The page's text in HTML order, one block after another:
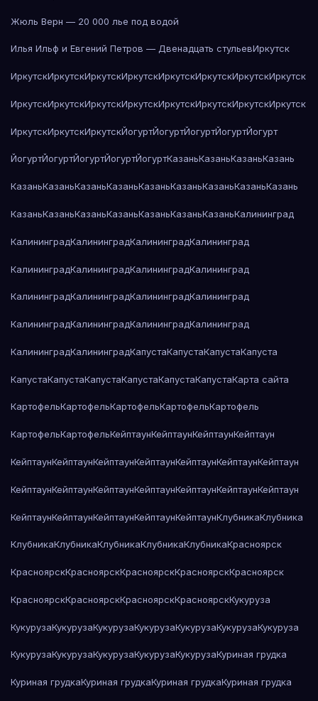
Жюль Верн — 20 000 лье под водой
Илья Ильф и Евгений Петров — Двенадцать стульевИркутск
ИркутскИркутскИркутскИркутскИркутскИркутскИркутскИркутск
ИркутскИркутскИркутскИркутскИркутскИркутскИркутскИркутск
ИркутскИркутскИркутскЙогуртЙогуртЙогуртЙогуртЙогурт
ЙогуртЙогуртЙогуртЙогуртЙогуртКазаньКазаньКазаньКазань
КазаньКазаньКазаньКазаньКазаньКазаньКазаньКазаньКазань
КазаньКазаньКазаньКазаньКазаньКазаньКазаньКалининград
КалининградКалининградКалининградКалининград
КалининградКалининградКалининградКалининград
КалининградКалининградКалининградКалининград
КалининградКалининградКалининградКалининград
КалининградКалининградКапустаКапустаКапустаКапуста
КапустаКапустаКапустаКапустаКапустаКапустаКарта сайта
КартофельКартофельКартофельКартофельКартофель
КартофельКартофельКейптаунКейптаунКейптаунКейптаун
КейптаунКейптаунКейптаунКейптаунКейптаунКейптаунКейптаун
КейптаунКейптаунКейптаунКейптаунКейптаунКейптаунКейптаун
КейптаунКейптаунКейптаунКейптаунКейптаунКлубникаКлубника
КлубникаКлубникаКлубникаКлубникаКлубникаКрасноярск
КрасноярскКрасноярскКрасноярскКрасноярскКрасноярск
КрасноярскКрасноярскКрасноярскКрасноярскКукуруза
КукурузаКукурузаКукурузаКукурузаКукурузаКукурузаКукуруза
КукурузаКукурузаКукурузаКукурузаКукурузаКуриная грудка
Куриная грудкаКуриная грудкаКуриная грудкаКуриная грудка